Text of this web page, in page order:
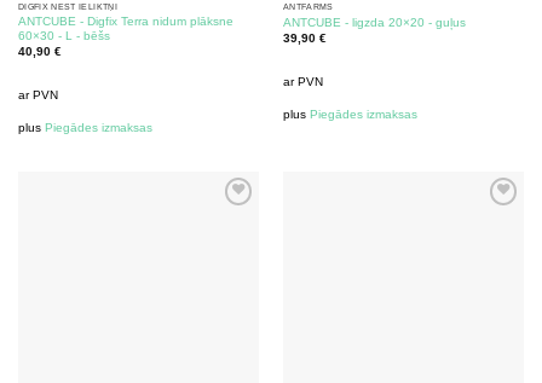
DIGFIX NEST IELIKTŅI
ANTCUBE - Digfix Terra nidum plāksne
60×30 - L - bēšs
40,90 €
ar PVN
plus Piegādes izmaksas
ANTFARMS
ANTCUBE - ligzda 20×20 - guļus
39,90 €
ar PVN
plus Piegādes izmaksas